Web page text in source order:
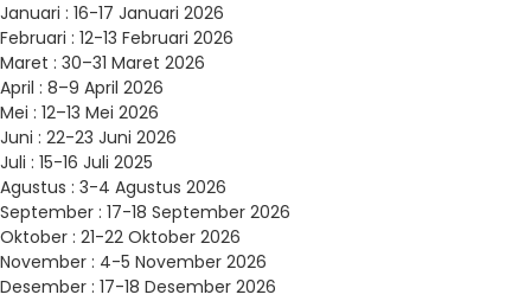
Januari : 16-17 Januari 2026
Februari : 12-13 Februari 2026
Maret : 30–31 Maret 2026
April : 8–9 April 2026
Mei : 12–13 Mei 2026
Juni : 22-23 Juni 2026
Juli : 15-16 Juli 2025
Agustus : 3-4 Agustus 2026
September : 17-18 September 2026
Oktober : 21-22 Oktober 2026
November : 4-5 November 2026
Desember : 17-18 Desember 2026